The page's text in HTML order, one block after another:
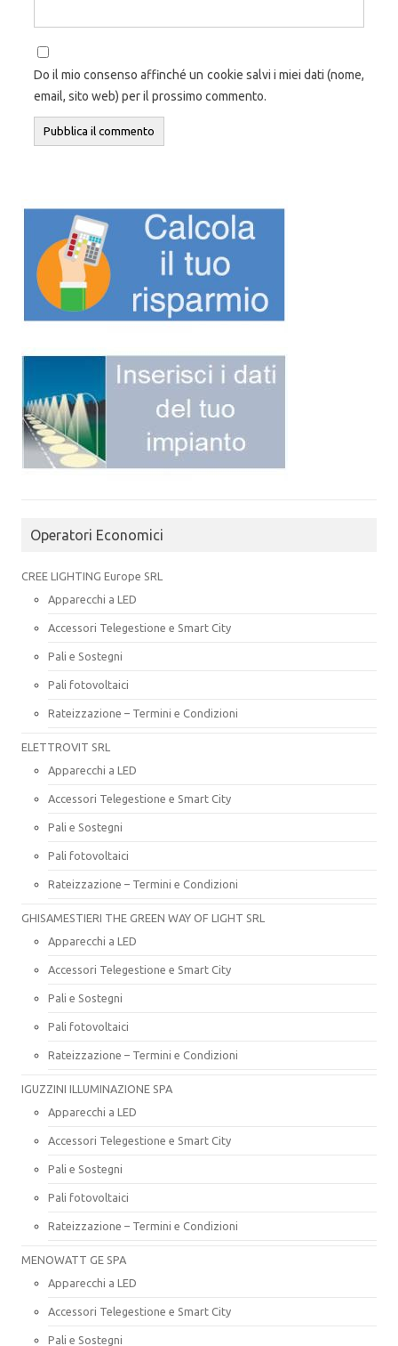
Do il mio consenso affinché un cookie salvi i miei dati (nome,
email, sito web) per il prossimo commento.
Operatori Economici
CREE LIGHTING Europe SRL
Apparecchi a LED
Accessori Telegestione e Smart City
Pali e Sostegni
Pali fotovoltaici
Rateizzazione – Termini e Condizioni
ELETTROVIT SRL
Apparecchi a LED
Accessori Telegestione e Smart City
Pali e Sostegni
Pali fotovoltaici
Rateizzazione – Termini e Condizioni
GHISAMESTIERI THE GREEN WAY OF LIGHT SRL
Apparecchi a LED
Accessori Telegestione e Smart City
Pali e Sostegni
Pali fotovoltaici
Rateizzazione – Termini e Condizioni
IGUZZINI ILLUMINAZIONE SPA
Apparecchi a LED
Accessori Telegestione e Smart City
Pali e Sostegni
Pali fotovoltaici
Rateizzazione – Termini e Condizioni
MENOWATT GE SPA
Apparecchi a LED
Accessori Telegestione e Smart City
Pali e Sostegni